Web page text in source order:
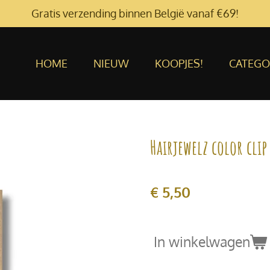
Gratis verzending binnen België vanaf €69!
HOME NIEUW KOOPJES!
Hairjewelz color
€ 5,50
In winkelwagen